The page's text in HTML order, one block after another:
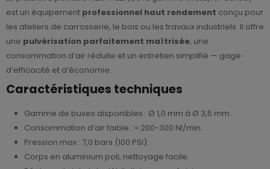
est un équipement professionnel haut rendement conçu pour
les ateliers de carrosserie, le bois ou les travaux industriels. Il offre
une pulvérisation parfaitement maîtrisée, une
consommation d’air réduite et un entretien simplifié — gage
d’efficacité et d’économie.
Caractéristiques techniques
Gamme de buses disponibles : Ø 1,0 mm à Ø 3,5 mm.
Consommation d’air faible : ≈ 200-300 Nl/min.
Pression max : 7,0 bars (100 PSI).
Corps en aluminium poli, nettoyage facile.